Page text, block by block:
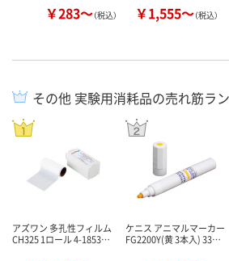
￥283～（税込） ￥1,555～（税込）
その他 実験用消耗品の売れ筋ラ
アズワン 多孔性フィルム
CH325 1ロール 4-1853…
ケニス アニマルマーカー
FG2200Y(黄 3本入) 33…